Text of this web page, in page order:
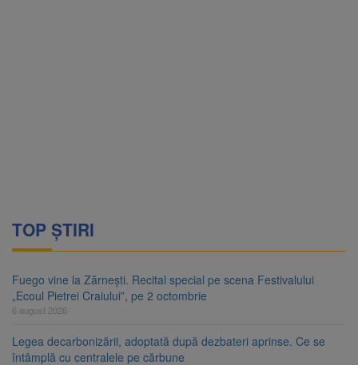
TOP ȘTIRI
Fuego vine la Zărnești. Recital special pe scena Festivalului
„Ecoul Pietrei Craiului”, pe 2 octombrie
6 august 2026
Legea decarbonizării, adoptată după dezbateri aprinse. Ce se
întâmplă cu centralele pe cărbune